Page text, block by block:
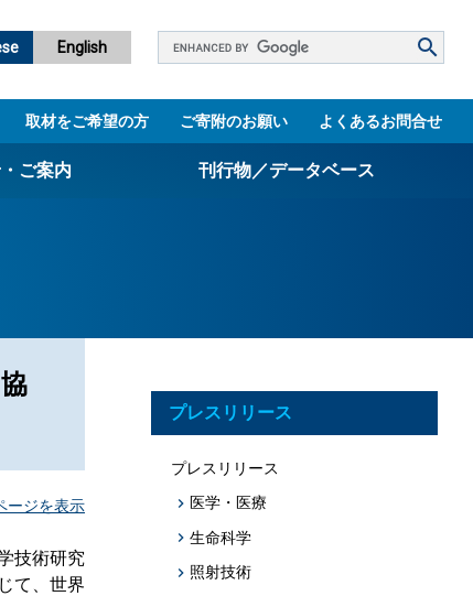
English
Google
ス
取材をご希望の方 ご寄附のお願い よくあるお問合せ
応用促
ご案内 刊行物／データベース
技術シーズ集／知財マップ
プログラム・データベース成果物一覧
学術機関リポジトリQST-Repository
ージを表示
技術研究
て、世界
プレスリリース
プレスリリース
医学・医療
生命科学
照射技術